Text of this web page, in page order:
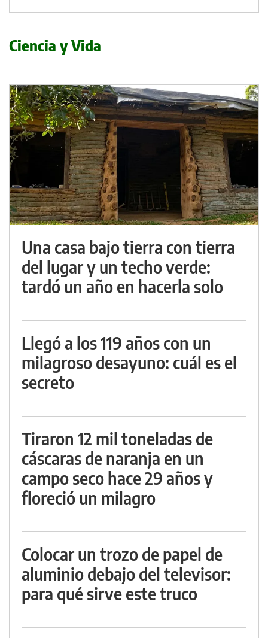
Ciencia y Vida
Una casa bajo tierra con tierra
del lugar y un techo verde:
tardó un año en hacerla solo
Llegó a los 119 años con un
milagroso desayuno: cuál es el
secreto
Tiraron 12 mil toneladas de
cáscaras de naranja en un
campo seco hace 29 años y
floreció un milagro
Colocar un trozo de papel de
aluminio debajo del televisor:
para qué sirve este truco